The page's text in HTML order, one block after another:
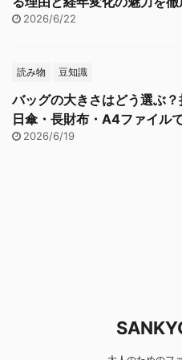
2026/6/22
読み物 豆知識
バッグの大きさはどう選ぶ
日傘・長財布・A4ファイル
2026/6/19